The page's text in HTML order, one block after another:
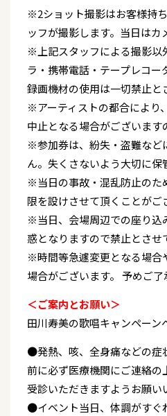
※2ショット撮影はお客様持
ッフが撮影します。当日はカ
※上記スタッフによる撮影
ラ・携帯電話・テープレコー
録画機材の使用は一切禁止と
※アーティストの都合により
中止となる場合がございます
※参加券は、紛失・盗難など
ん。失くさないよう大切に保
※当日の事故・混乱防止のた
限を設けさせて頂くことがご
※当日、会場周辺での座り込
惑となりますので禁止とさせ
※時間等急遽変更となる場合
場合がございます。 予めご
＜ご案内とお願い＞
田川寿美の歌唱キャンペー
●発熱、咳、全身痛などの症
前に必ず医療機関にご連絡の
受診いただきますようお願い
●イベント当日、体調がすぐ